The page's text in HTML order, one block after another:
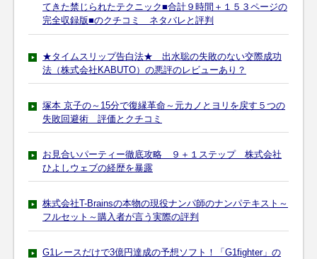
てきた禁じられたテクニック■合計９時間＋１５３ページの
完全収録版■のクチコミ ネタバレと評判
★タイムスリップ告白法★ 出水聡の失敗のない交際成功
法（株式会社KABUTO）の悪評のレビューあり？
塚本 京子の～15分で復縁革命～元カノとヨリを戻す５つの
失敗回避術 評価とクチコミ
お見合いパーティー徹底攻略 ９＋１ステップ 株式会社
ひよしウェブの経歴を暴露
株式会社T-Brainsの本物の現役ナンパ師のナンパテキスト～
フルセット～購入者が言う実際の評判
G1レースだけで3億円達成の予想ソフト！「G1fighter」の